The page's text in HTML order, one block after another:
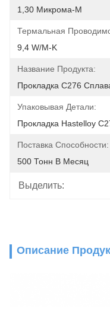
1,30 Микрома-M
Термальная
9,4 W/m-K
Название Продукта:
Прокладка C276
Упаковывая Детали:
Прокладка Hastelloy
Поставка Способности:
500 Тонн В Месяц
Выделить:
Описание